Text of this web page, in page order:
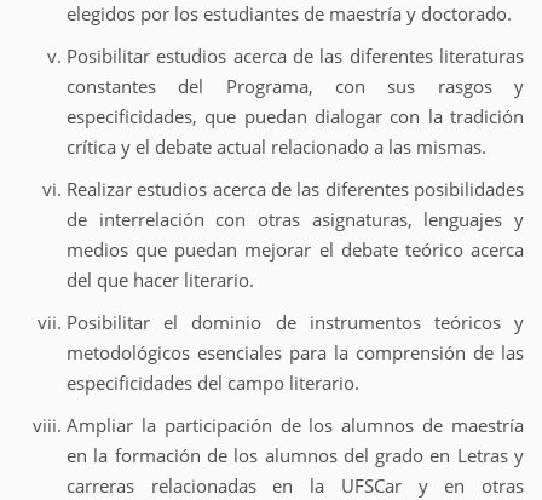
elegidos por los estudiantes de maestría y doctorado.
Posibilitar estudios acerca de las diferentes literaturas
constantes del Programa, con sus rasgos y
especificidades, que puedan dialogar con la tradición
crítica y el debate actual relacionado a las mismas.
Realizar estudios acerca de las diferentes posibilidades
de interrelación con otras asignaturas, lenguajes y
medios que puedan mejorar el debate teórico acerca
del que hacer literario.
Posibilitar el dominio de instrumentos teóricos y
metodológicos esenciales para la comprensión de las
especificidades del campo literario.
Ampliar la participación de los alumnos de maestría
en la formación de los alumnos del grado en Letras y
carreras relacionadas en la UFSCar y en otras